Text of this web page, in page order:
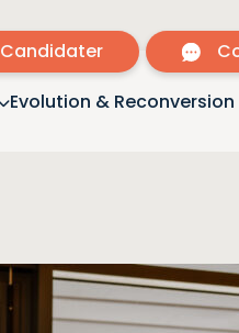
Candidater
Evolution & Reconversion